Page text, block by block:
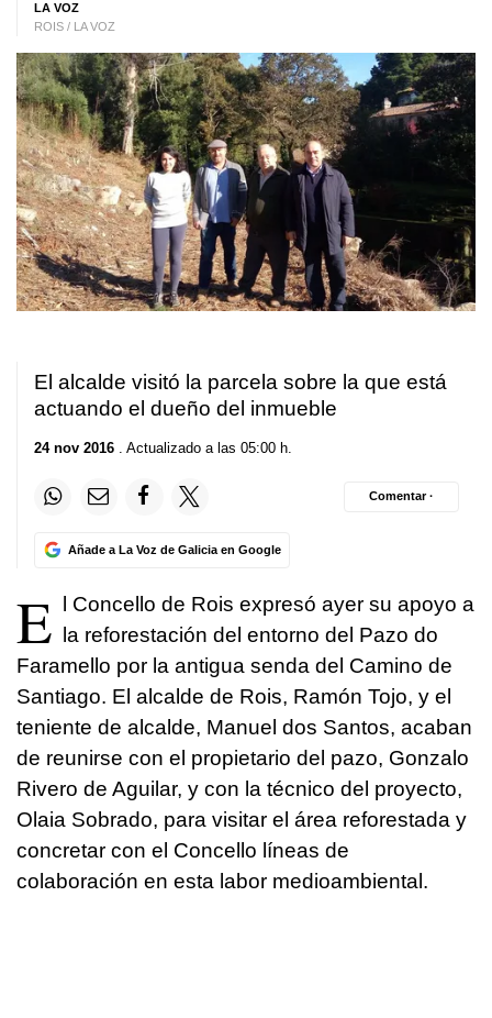
LA VOZ
ROIS / LA VOZ
El alcalde visitó la parcela sobre la que está
actuando el dueño del inmueble
24 nov 2016 . Actualizado a las 05:00 h.
Añade a La Voz de Galicia en Google
Comentar ·
E l Concello de Rois expresó ayer su apoyo a
la reforestación del entorno del Pazo do
Faramello por la antigua senda del Camino de
Santiago. El alcalde de Rois, Ramón Tojo, y el
teniente de alcalde, Manuel dos Santos, acaban
de reunirse con el propietario del pazo, Gonzalo
Rivero de Aguilar, y con la técnico del proyecto,
Olaia Sobrado, para visitar el área reforestada y
concretar con el Concello líneas de
colaboración en esta labor medioambiental.